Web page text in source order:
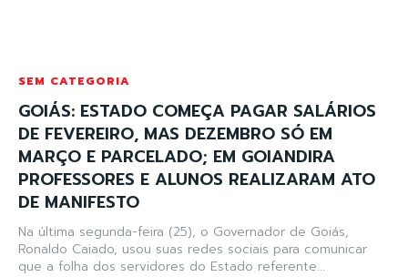
SEM CATEGORIA
GOIÁS: ESTADO COMEÇA PAGAR SALÁRIOS
DE FEVEREIRO, MAS DEZEMBRO SÓ EM
MARÇO E PARCELADO; EM GOIANDIRA
PROFESSORES E ALUNOS REALIZARAM ATO
DE MANIFESTO
Na última segunda-feira (25), o Governador de Goiás,
Ronaldo Caiado, usou suas redes sociais para comunicar
que a folha dos servidores do Estado referente...